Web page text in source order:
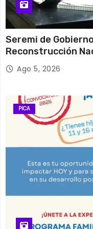
Seremi de
Reconstrucción
y el empleo en
Ago 5, 2026
PICA